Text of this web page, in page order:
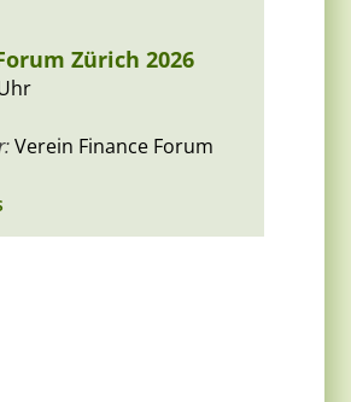
Zürich 2026
Verein Finance Forum